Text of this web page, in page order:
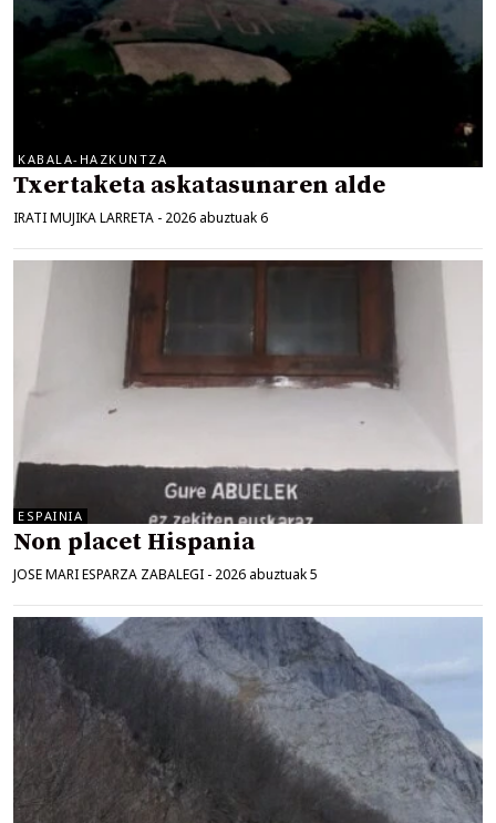
KABALA-HAZKUNTZA
Txertaketa askatasunaren alde
IRATI MUJIKA LARRETA - 2026 abuztuak 6
ESPAINIA
Non placet Hispania
JOSE MARI ESPARZA ZABALEGI - 2026 abuztuak 5